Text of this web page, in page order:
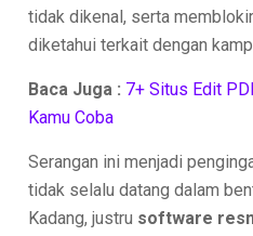
tidak dikenal, serta
diketahui terkait dengan
Baca Juga : 7+ Situs Edit
Kamu Coba
Serangan ini menjadi
tidak selalu datang dalam
Kadang, justru software